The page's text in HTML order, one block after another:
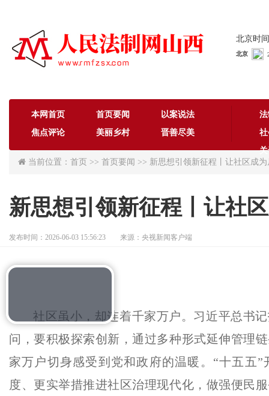
北京时
本网首页 首页要闻
以案说法
焦点评论
美丽乡村 晋善尽美
当前位置：首页 >> 首页要闻 >> 新思想引领新征程丨让社区成
新思想引领新征程丨让社
发布时间：2026-06-03 15:56:23 来源：央视新闻客户端
Play
Video
社区虽小，却连着千家万户。习近平总书
问，要积极探索创新，通过多种形式延伸管理
家万户切身感受到党和政府的温暖。“十五五
度、更实举措推进社区治理现代化，做强便民